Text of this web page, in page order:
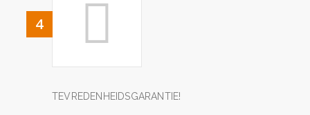
4
TEVREDENHEIDSGARANTIE!